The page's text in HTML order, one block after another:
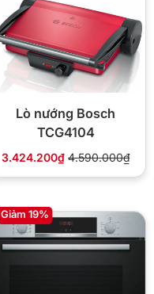
Lò nướng Bosch
TCG4104
3.424.200₫ 4.590.000₫
Giảm 19%